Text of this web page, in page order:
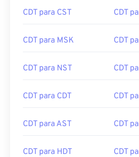
CDT para CST CDT
CDT para MSK CDT
CDT para NST CDT
CDT para CDT CDT
CDT para AST CDT
CDT para HDT CDT